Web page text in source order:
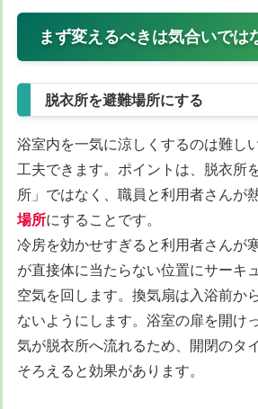
まず変えるべきは気合いでは
脱衣所を避難場所にする
浴室内を一気に涼しくするのは難し
工夫できます。ポイントは、脱衣所
所」ではなく、職員と利用者さんが
場所にすることです。
冷房を効かせすぎると利用者さんが
が直接体に当たらない位置にサーキ
空気を回します。換気扇は入浴前か
ないようにします。浴室の扉を開け
気が脱衣所へ流れるため、開閉のタ
そろえると効果があります。